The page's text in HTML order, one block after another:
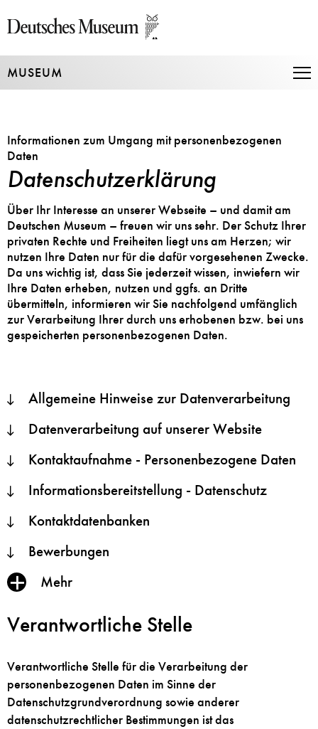
zum
MUSEUM
Informationen zum Umgang mit personenbezogenen
Daten
Datenschutzerklärung
Über Ihr Interesse an unserer Webseite – und damit am
Deutschen Museum – freuen wir uns sehr. Der Schutz Ihrer
privaten Rechte und Freiheiten liegt uns am Herzen; wir
nutzen Ihre Daten nur für die dafür vorgesehenen Zwecke.
Da uns wichtig ist, dass Sie jederzeit wissen, inwiefern wir
Ihre Daten erheben, nutzen und ggfs. an Dritte
übermitteln, informieren wir Sie nachfolgend umfänglich
zur Verarbeitung Ihrer durch uns erhobenen bzw. bei uns
gespeicherten personenbezogenen Daten.
Allgemeine Hinweise zur Datenverarbeitung
Datenverarbeitung auf unserer Website
Kontaktaufnahme - Personenbezogene Daten
Informationsbereitstellung - Datenschutz
Kontaktdatenbanken
Bewerbungen
Inhalt
anzeigen/verbergen
Mehr
Verantwortliche Stelle
Verantwortliche Stelle für die Verarbeitung der
personenbezogenen Daten im Sinne der
Datenschutzgrundverordnung sowie anderer
datenschutzrechtlicher Bestimmungen ist das